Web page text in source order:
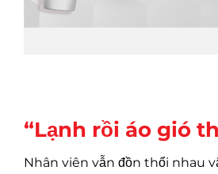
“Lạnh rồi áo gió
Nhân viên vẫn đồn thổi nhau